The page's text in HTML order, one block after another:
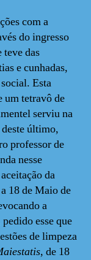
com a
do ingresso
das
e cunhadas,
Esta
um tetravô de
serviu na
último,
professor de
nesse
da
18 de Maio de
a
esse que
de limpeza
, de 18